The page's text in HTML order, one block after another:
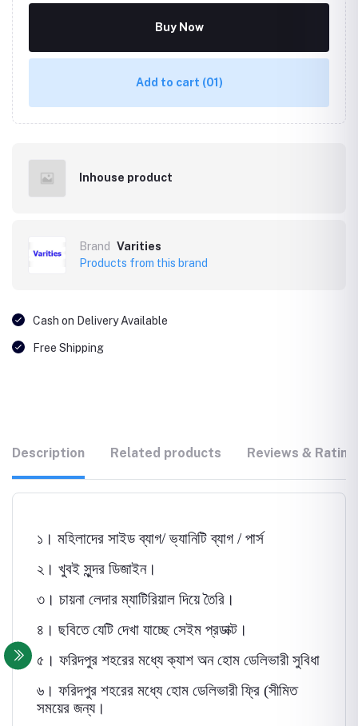
Buy Now
Add to cart (01)
Inhouse product
Brand
Varities
Products from this brand
Cash on Delivery Available
Free Shipping
Description Related products Reviews &
১। মহিলাদের সাইড ব্যাগ/ ভ্যানিটি ব্যাগ / পার্স
২। খুবই সুন্দর ডিজাইন।
৩। চায়না লেদার ম্যাটিরিয়াল দিয়ে তৈরি।
৪। ছবিতে যেটি দেখা যাচ্ছে সেইম প্রডাক্ট।
৫। ফরিদপুর শহরের মধ্যে ক্যাশ অন হোম ডেলিভারী সুবিধা
৬। ফরিদপুর শহরের মধ্যে হোম ডেলিভারী ফ্রি (সীমিত
সময়ের জন্য।